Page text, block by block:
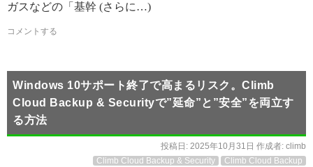
ガスなどの「基幹 (さらに…)
コメントする
Windows 10サポート終了で高まるリスク。Climb
Cloud Backup & Securityで”延命”と”安全”を両立す
る方法
投稿日: 2025年10月31日 作成者: climb
Climb Cloud Backup & Security
Climb Cloud Backup